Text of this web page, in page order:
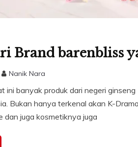
Brand barenbliss
Nanik Nara
ini banyak produk dari negeri
Bukan hanya terkenal akan K-
dan juga kosmetiknya juga